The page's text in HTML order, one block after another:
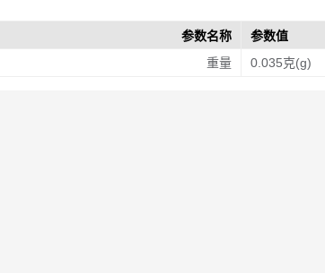
参数名称
参数值
重量
0.035克(g)